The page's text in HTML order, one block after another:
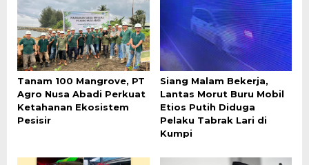
Tanam 100 Mangrove, PT
Agro Nusa Abadi Perkuat
Ketahanan Ekosistem
Pesisir
Siang Malam Bekerja,
Lantas Morut Buru Mobil
Etios Putih Diduga
Pelaku Tabrak Lari di
Kumpi